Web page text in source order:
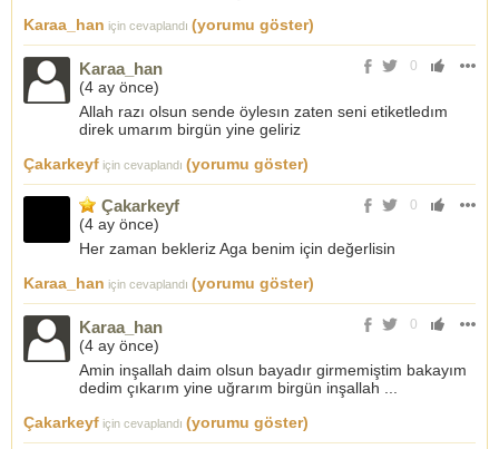
Karaa_han için cevaplandı (yorumu göster)
0
Karaa_han
(4 ay önce)
Allah razı olsun sende öylesın zaten seni etiketledım
direk umarım birgün yine geliriz
Çakarkeyf için cevaplandı (yorumu göster)
0
Çakarkeyf
(4 ay önce)
Her zaman bekleriz Aga benim için değerlisin
Karaa_han için cevaplandı (yorumu göster)
0
Karaa_han
(4 ay önce)
Amin inşallah daim olsun bayadır girmemiştim bakayım
dedim çıkarım yine uğrarım birgün inşallah ...
Çakarkeyf için cevaplandı (yorumu göster)